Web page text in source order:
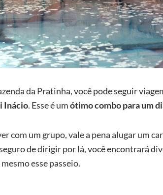
da Pratinha, você pode seguir
Inácio. Esse é umótimo combo para um
com um grupo, vale a pena alugar um
de dirigir por lá, você encontrará
esse passeio.